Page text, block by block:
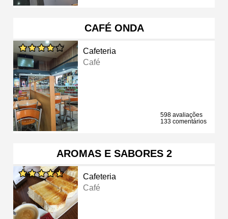
CAFÉ ONDA
Cafeteria
Café
598 avaliações
133 comentários
AROMAS E SABORES 2
Cafeteria
Café